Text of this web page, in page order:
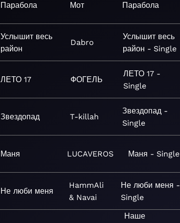
Парабола Мот Парабола
Услышит весь
район
Dabro
Услышит весь
район - Single
ЛЕТО 17 ФОГЕЛЬ
ЛЕТО 17 -
Single
Звездопад T-killah
Звездопад -
Single
Маня LUCAVEROS Маня - Single
Не люби меня
HammAli
& Navai
Не люби меня -
Single
Наше